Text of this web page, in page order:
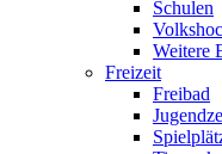
Schulen
Weitere
Freizeit
Freibad